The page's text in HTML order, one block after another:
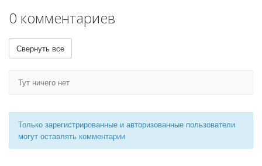
0 комментариев
Свернуть все
Тут ничего нет
Только зарегистрированные и авторизованные пользователи
могут оставлять комментарии